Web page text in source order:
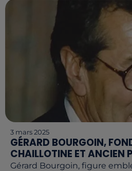
3 mars 2025
GÉRARD BOURGOIN,
CHAILLOTINE ET ANCIEN
Gérard Bourgoin, figure